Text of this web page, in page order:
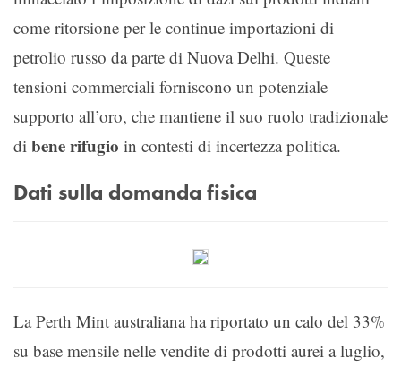
come ritorsione per le continue importazioni di
petrolio russo da parte di Nuova Delhi. Queste
tensioni commerciali forniscono un potenziale
supporto all’oro, che mantiene il suo ruolo tradizionale
di bene rifugio in contesti di incertezza politica.
Dati sulla domanda fisica
La Perth Mint australiana ha riportato un calo del 33%
su base mensile nelle vendite di prodotti aurei a luglio,